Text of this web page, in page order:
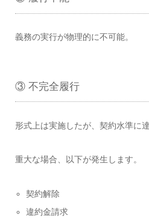
義務の実行が物理的に不可能。
③ 不完全履行
形式上は実施したが、契約水準に
重大な場合、以下が発生します。
契約解除
違約金請求